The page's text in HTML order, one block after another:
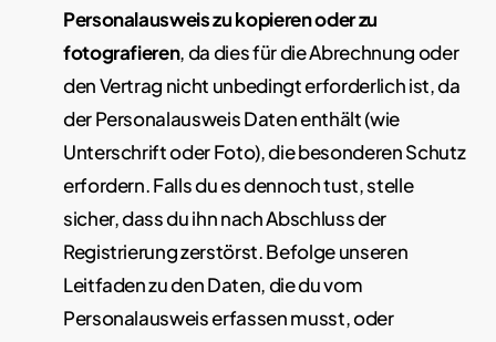
Personalausweis zu kopieren oder zu
fotografieren, da dies für die Abrechnung oder
den Vertrag nicht unbedingt erforderlich ist, da
der Personalausweis Daten enthält (wie
Unterschrift oder Foto), die besonderen Schutz
erfordern. Falls du es dennoch tust, stelle
sicher, dass du ihn nach Abschluss der
Registrierung zerstörst. Befolge unseren
Leitfaden zu den Daten, die du vom
Personalausweis erfassen musst, oder